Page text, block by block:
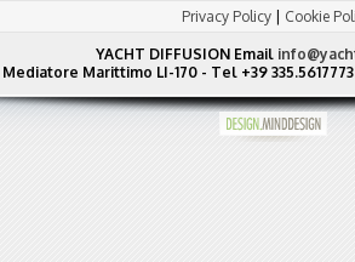
Privacy Policy| Cookie
YACHT DIFFUSION Email
Marittimo LI-170 - Tel +39 335.5617773